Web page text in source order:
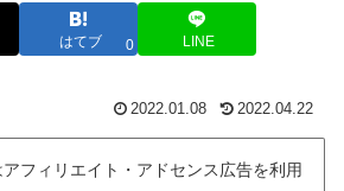
はてブ 0 LINE
2022.01.08 2022.04.22
フィリエイト・アドセンス広告を利用